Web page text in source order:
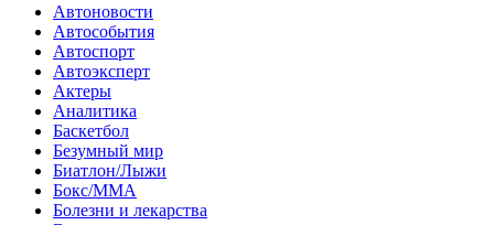
Автоновости
Автособытия
Автоспорт
Автоэксперт
Актеры
Аналитика
Баскетбол
Безумный мир
Биатлон/Лыжи
Бокс/MMA
Болезни и лекарства